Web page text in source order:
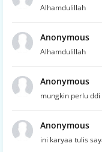
Alhamdulillah
Anonymous
Alhamdulillah
Anonymous
mungkin perlu
Anonymous
ini karyaa tulis